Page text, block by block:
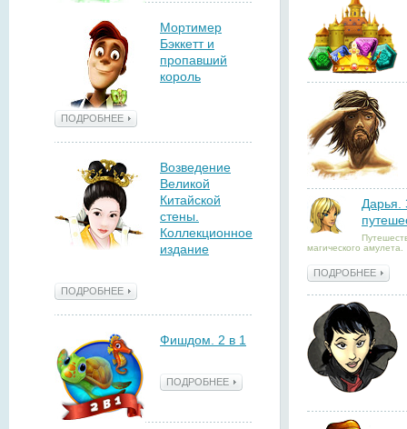
Мортимер
Бэккетт и
пропавший
король
ПОДРОБНЕЕ
Возведение
Великой
Китайской
стены.
Коллекционное
издание
ПОДРОБНЕЕ
Фишдом. 2 в 1
ПОДРОБНЕЕ
Дарья.
магического амулета.
ПОДРОБНЕЕ